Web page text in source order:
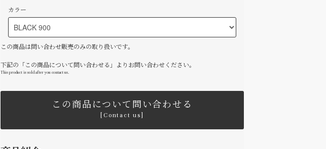
カラー
この商品は問い合わせ販売のみの取り扱いです。
下記の「この商品について問い合わせる」よりお問い合わせください。
This product is sold after you contact us.
この商品について問い合わせる
[Contact us]